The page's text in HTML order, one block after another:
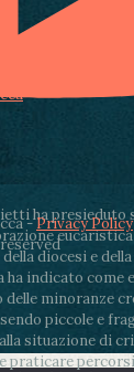
ha presieduto
diocesi e
ha indicato come
delle minoranze
piccole e
situazione di
praticare
-Privacy Policy